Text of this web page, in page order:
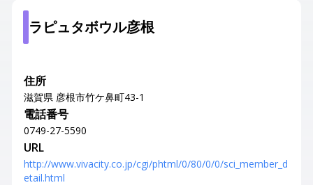
ラピュタボウル彦根
住所
滋賀県 彦根市竹ケ鼻町43-1
電話番号
0749-27-5590
URL
http://www.vivacity.co.jp/cgi/phtml/0/80/0/0/sci_member_d
etail.html